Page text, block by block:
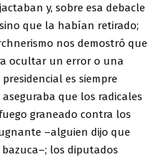
y, sobre esa debacle
que la habían retirado;
nos demostró que
ocultar un error o una
es siempre
que los radicales
graneado contra los
–alguien dijo que
los diputados